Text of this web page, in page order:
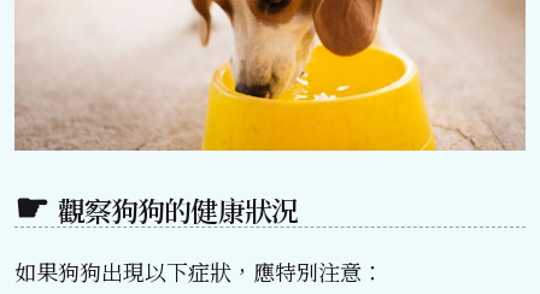
觀察狗狗的健康狀況
如果狗狗出現以下症狀，應特別注意：